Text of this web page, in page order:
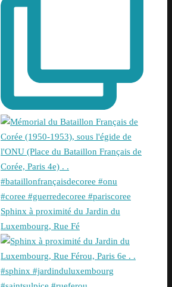
Sphinx à proximité du Jardin du
Luxembourg, Rue Fé